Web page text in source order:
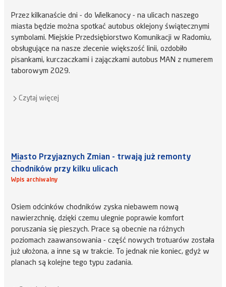
Przez kilkanaście dni - do Wielkanocy - na ulicach naszego
miasta będzie można spotkać autobus oklejony świątecznymi
symbolami. Miejskie Przedsiębiorstwo Komunikacji w Radomiu,
obsługujące na nasze zlecenie większość linii, ozdobiło
pisankami, kurczaczkami i zajączkami autobus MAN z numerem
taborowym 2029.
Czytaj więcej
Miasto Przyjaznych Zmian - trwają już remonty
chodników przy kilku ulicach
Wpis archiwalny
Osiem odcinków chodników zyska niebawem nową
nawierzchnię, dzięki czemu ulegnie poprawie komfort
poruszania się pieszych. Prace są obecnie na różnych
poziomach zaawansowania - część nowych trotuarów została
już ułożona, a inne są w trakcie. To jednak nie koniec, gdyż w
planach są kolejne tego typu zadania.